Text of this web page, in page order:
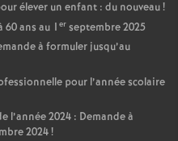
élever un enfant : du nouveau!
ans au 1 er septembre 2025
à formuler jusqu’au
pour l’année scolaire
2024 : Demande à
2024!